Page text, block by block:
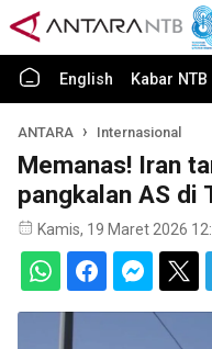
English Kabar NTB
ANTARA Internasional
Memanas! Iran
pangkalan AS di
Kamis, 19 Maret 2026